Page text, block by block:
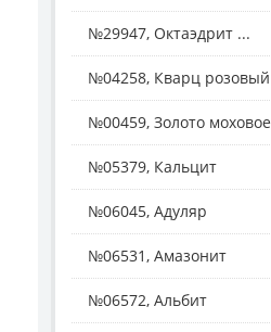
№29947, Октаэдрит ...
№04258, Кварц розовый
№00459, Золото моховое
№05379, Кальцит
№06045, Адуляр
№06531, Амазонит
№06572, Альбит